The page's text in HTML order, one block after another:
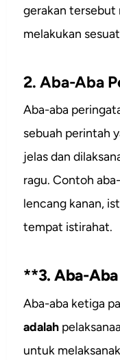
gerakan
melakukan
2. Aba-Aba
Aba-aba
sebuah perintah
jelas dan
ragu. Contoh
lencang kanan,
tempat istirahat.
**3. Aba-
Aba-aba ketiga
adalah
untuk